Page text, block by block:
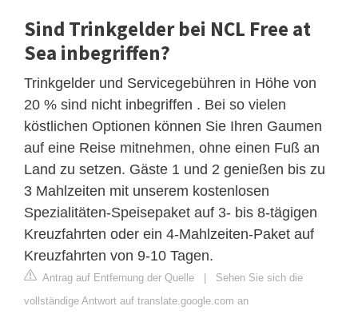
Sind Trinkgelder bei NCL Free at
Sea inbegriffen?
Trinkgelder und Servicegebühren in Höhe von
20 % sind nicht inbegriffen . Bei so vielen
köstlichen Optionen können Sie Ihren Gaumen
auf eine Reise mitnehmen, ohne einen Fuß an
Land zu setzen. Gäste 1 und 2 genießen bis zu
3 Mahlzeiten mit unserem kostenlosen
Spezialitäten-Speisepaket auf 3- bis 8-tägigen
Kreuzfahrten oder ein 4-Mahlzeiten-Paket auf
Kreuzfahrten von 9-10 Tagen.
Antrag auf Entfernung der Quelle | Sehen Sie sich die
vollständige Antwort auf translate.google.com an